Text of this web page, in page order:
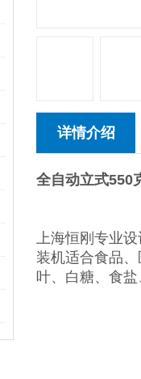
详情介绍
全自动立式550
上海恒刚专业
装机适合食品
叶、白糖、食